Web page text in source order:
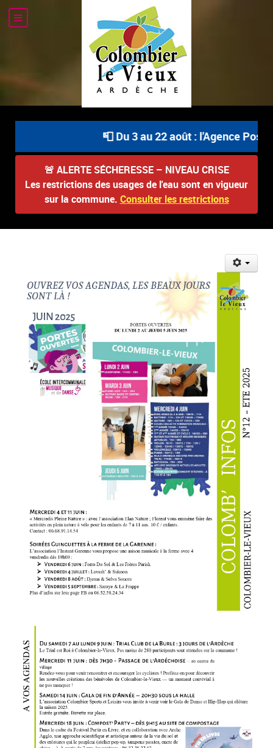
📮 Du 3 au 22 août : l'Agence
🚨 ALERTE SÉCHERESSE – NIVEAU CRISE
Les restrictions des usages de l'eau sont en vigueur
sur la commune. Consulter les restrictions